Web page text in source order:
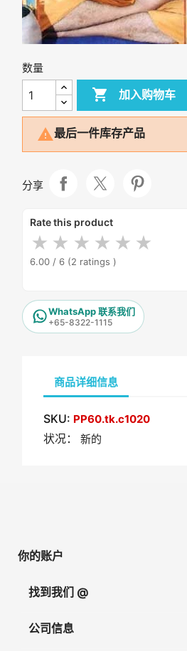
数量
 加入购物车
最后一件库存产品
分享
Rate this product
★ ★ ★ ★ ★ ★
6.00 / 6 (2 ratings )
WhatsApp 联系我们
+65-8322-1115
商品详细信息
SKU: PP60.tk.c1020
状况： 新的
你的账户
找到我们 @
公司信息